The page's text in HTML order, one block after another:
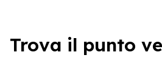
Aperto Adesso
Trova il punto